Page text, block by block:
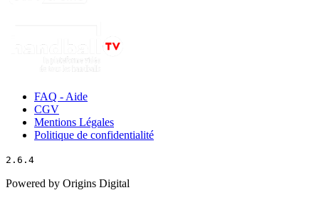
FAQ - Aide
CGV
Mentions Légales
Politique de confidentialité
2.6.4
Powered by Origins Digital